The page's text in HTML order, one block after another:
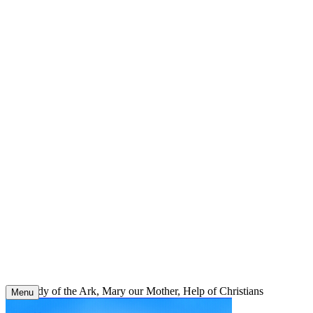
Our Lady of the Ark, Mary our Mother, Help of Christians
Menu